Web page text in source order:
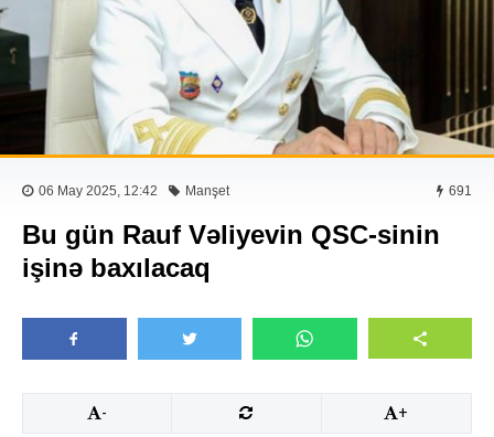
06 May 2025, 12:42 Manşet 691
Bu gün Rauf Vəliyevin QSC-sinin
işinə baxılacaq
- +